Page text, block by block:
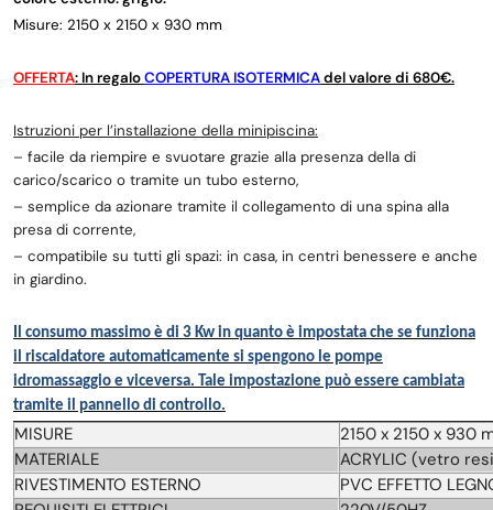
Misure: 2150 x 2150 x 930 mm
OFFERTA: In regaloCOPERTURA ISOTERMICAdel valore di 680€.
Istruzioni per l’installazione della minipiscina:
– facile da riempire e svuotare grazie alla presenza della di
carico/scarico o tramite un tubo esterno,
– semplice da azionare tramite il collegamento di una spina alla
presa di corrente,
– compatibile su tutti gli spazi: in casa, in centri benessere e anche
in giardino.
Il consumo massimo è di 3 Kw in quanto è impostata che se funziona
il riscaldatore automaticamente si spengono le pompe
idromassaggio e viceversa. Tale impostazione può essere cambiata
tramite il pannello di controllo.
MISURE
2150 x 2150 x 930
MATERIALE
ACRYLIC (vetro
RIVESTIMENTO ESTERNO
PVC EFFETTO